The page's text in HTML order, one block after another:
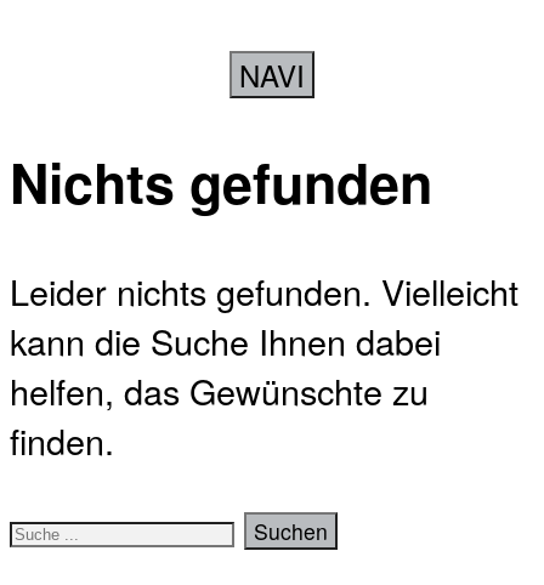
NAVI
Nichts gefunden
Leider nichts gefunden. Vielleicht
kann die Suche Ihnen dabei
helfen, das Gewünschte zu
finden.